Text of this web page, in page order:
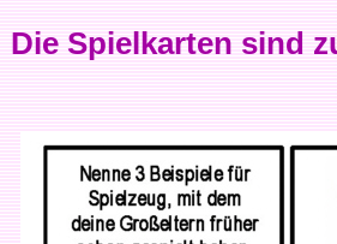
Die Spielkarten sind